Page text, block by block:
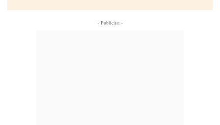
- Publicitat -